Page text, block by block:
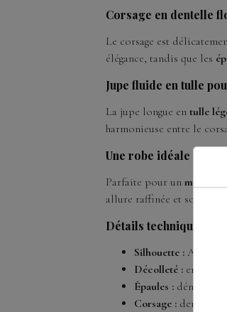
Corsage en dentelle
Le corsage est
élégance, tandis que les
Jupe fluide en tulle
La jupe longue entulle
harmonieuse entre le
Une robe idéale pour
Parfaite pour unmariage
allure raffinée et
Détails techniques
Silhouette : A-line
Décolleté : en cœur
Épaules : dénudées
Corsage : dentelle